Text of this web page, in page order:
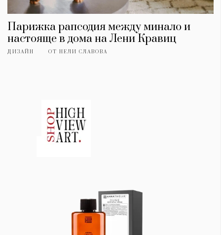
Парижка рапсодия между минало и
настояще в дома на Лени Кравиц
ДИЗАЙН ОТ НЕЛИ СЛАВОВА